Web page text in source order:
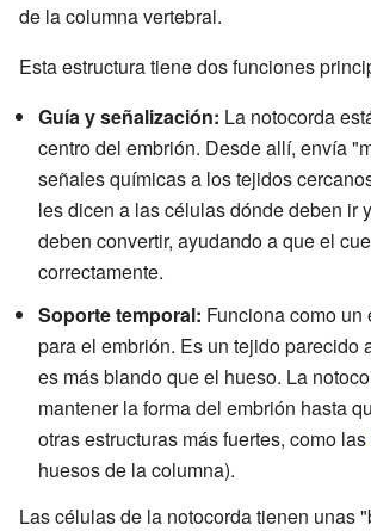
de la columna vertebral.
Esta estructura tiene dos funciones
Guía y señalización: La notocorda
centro del embrión. Desde allí, envía
señales químicas a los tejidos
les dicen a las células dónde deben ir
deben convertir, ayudando a que el
correctamente.
Soporte temporal: Funciona como
para el embrión. Es un tejido parecido
es más blando que el hueso. La
mantener la forma del embrión hasta
otras estructuras más fuertes, como las
huesos de la columna).
Las células de la notocorda tienen unas